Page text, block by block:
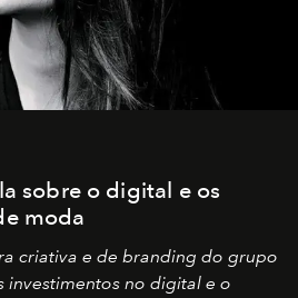
sobre o digital e os
moda
criativa e de branding do grupo
investimentos no digital e o